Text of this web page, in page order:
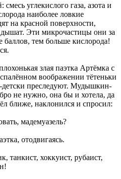
углекислого газа, азота и
наиболее ловкие
на красной поверхности,
Эти микрочастицы они за
тем больше кислорода!
злая паэтка Артёмка с
воображении тётеньки
преследуют. Мудышкин-
не нужно, она бы и хотела, да
ближе, наклонился и спросил:
мадемуазель?
отодвигаясь.
танкист, хоккуист, рубаист,